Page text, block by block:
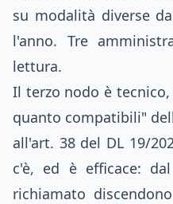
su modalità diverse
l'anno. Tre
lettura.
Il terzo nodo è
quanto compatibili"
all'art. 38 del DL 19/
c'è, ed è efficace:
richiamato